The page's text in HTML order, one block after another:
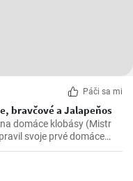
Páči sa mi
bravčové a Jalapeňos
domáce klobásy (Mistr
Jalapeňos papričky